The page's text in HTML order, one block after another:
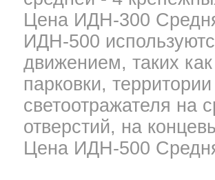
Цена ИДН-300
ИДН-500
движением, таких
парковки,
светоотражателя на
отверстий, на
Цена ИДН-500